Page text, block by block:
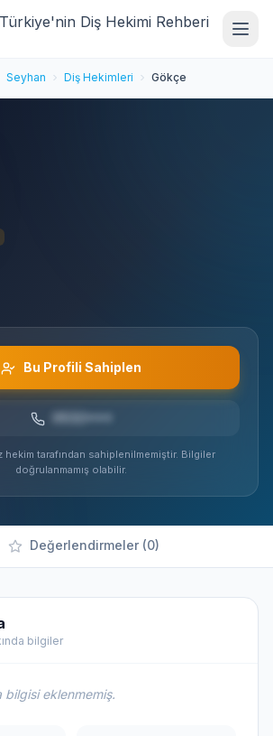
Seyhan Diş Hekimleri Gökçe
Bu Profili Sahiplen
tarafından sahiplenilmemiştir. Bilgiler
doğrulanmamış olabilir.
Değerlendirmeler (0)
bilgiler
bilgisi eklenmemiş.